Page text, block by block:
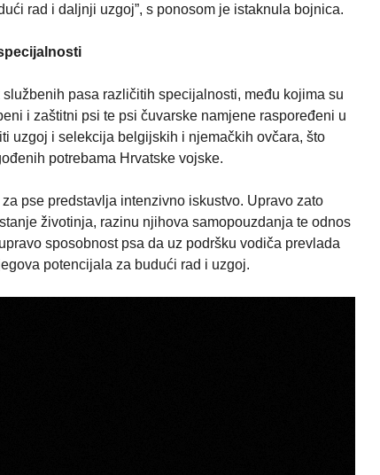
rad i daljnji uzgoj”, s ponosom je istaknula bojnica.
pasa različitih specijalnosti, među kojima su
i zaštitni psi te psi čuvarske namjene raspoređeni u
uzgoj i selekcija belgijskih i njemačkih ovčara, što
potrebama Hrvatske vojske.
pse predstavlja intenzivno iskustvo. Upravo zato
životinja, razinu njihova samopouzdanja te odnos
sposobnost psa da uz podršku vodiča prevlada
potencijala za budući rad i uzgoj.